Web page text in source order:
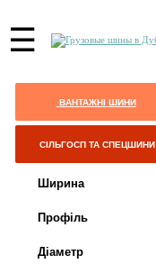
☰
ВАНТАЖНІ ШИНИ
СІЛЬГОСП ТА СПЕЦШИНИ
Ширина
Профіль
Діаметр